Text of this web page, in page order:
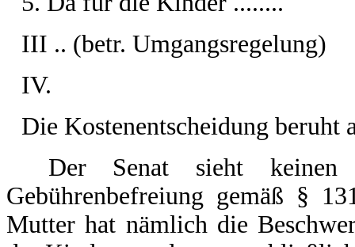
III .. (betr. Umgangsregelung)
IV.
Die Kostenentscheidung beruht
Der Senat sieht keinen
Gebührenbefreiung gemäß §
Mutter hat nämlich die